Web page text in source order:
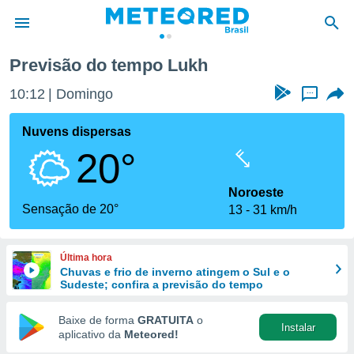
da
fornecidas
a este
das
e
forma
digital
Previsão do tempo Lukh
10:12 Domingo ...
Nuvens dispersas
20°
Sensação de 20°
Noroeste
13
31 km/h
Última hora
Chuvas e frio de inverno atingem o Sul e o
Sudeste; confira a previsão do tempo
Baixe de forma GRATUITA o
aplicativo da Meteored!
Instalar